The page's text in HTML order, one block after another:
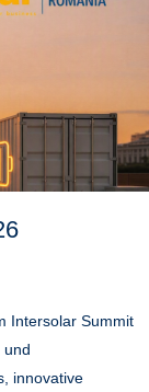
Intersolar Summit
und
innovative